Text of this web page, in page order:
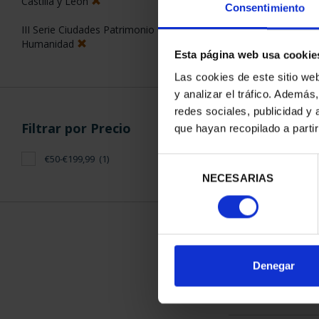
Consentimiento
Esta página web usa
Las cookies de este sitio
y analizar el tráfico.
redes sociales, publicidad y
que hayan recopilado a
consentimiento
NECESARIAS
Denegar
III Serie Ciudades Patrimonio de la
Humanidad
Filtrar por Precio
€50-€199,99 (1)
CIUDADES
ORDENAR POR: